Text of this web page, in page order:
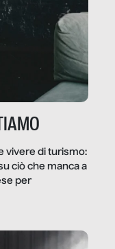
vivere di turismo:
ciò che manca a
per